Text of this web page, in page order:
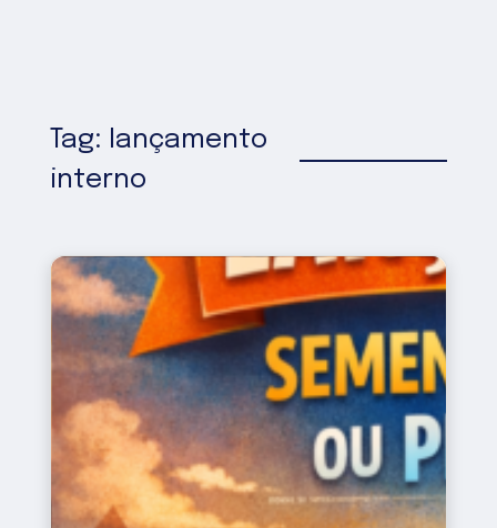
Tag: lançamento
interno